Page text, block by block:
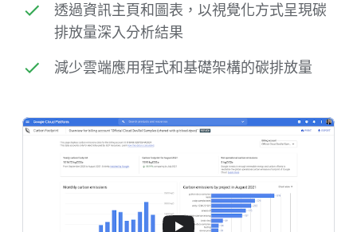
透過資訊主頁和圖表，以視覺化方式呈現碳
排放量深入分析結果
減少雲端應用程式和基礎架構的碳排放量